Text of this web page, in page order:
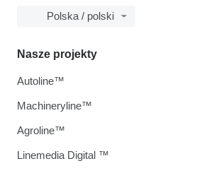
Polska / polski
Nasze projekty
Autoline™
Machineryline™
Agroline™
Linemedia Digital ™